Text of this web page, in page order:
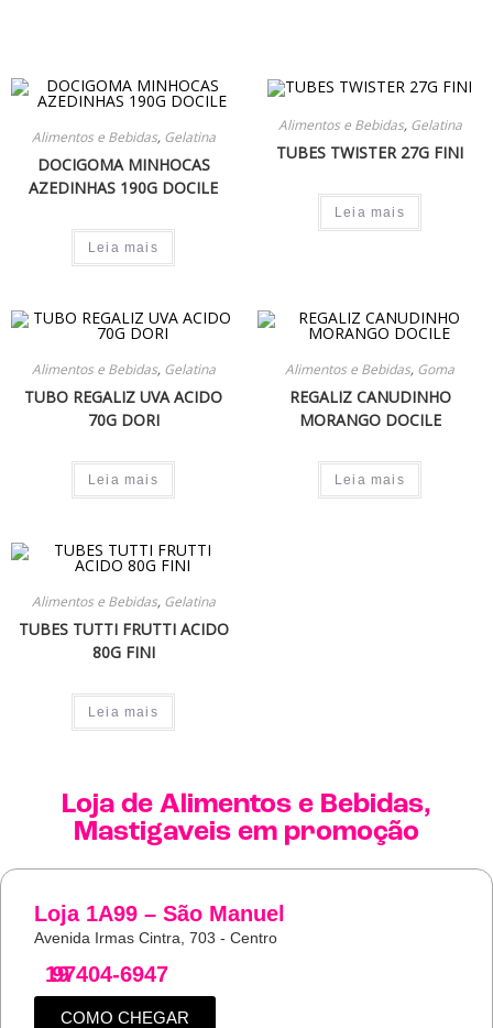
Alimentos e Bebidas, Gelatina
DOCIGOMA MINHOCAS
AZEDINHAS 190G DOCILE
Leia mais
Alimentos e Bebidas, Gelatina
TUBES TWISTER 27G FINI
Leia mais
Alimentos e Bebidas, Gelatina
TUBO REGALIZ UVA ACIDO
70G DORI
Leia mais
Alimentos e Bebidas, Goma
REGALIZ CANUDINHO
MORANGO DOCILE
Leia mais
Alimentos e Bebidas, Gelatina
TUBES TUTTI FRUTTI ACIDO
80G FINI
Leia mais
Loja de Alimentos e Bebidas,
Mastigaveis em promoção
Loja 1A99 – São Manuel
Avenida Irmas Cintra, 703 - Centro
19
97404-6947
COMO CHEGAR